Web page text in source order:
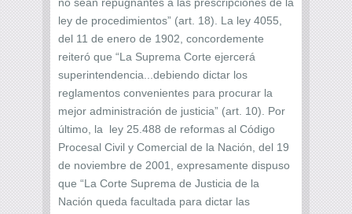
ley de procedimientos” (art. 18). La ley 4055,
del 11 de enero de 1902, concordemente
reiteró que “La Suprema Corte ejercerá
superintendencia...debiendo dictar los
reglamentos convenientes para procurar la
mejor administración de justicia” (art. 10). Por
último, la ley 25.488 de reformas al Código
Procesal Civil y Comercial de la Nación, del 19
de noviembre de 2001, expresamente dispuso
que “La Corte Suprema de Justicia de la
Nación queda facultada para dictar las